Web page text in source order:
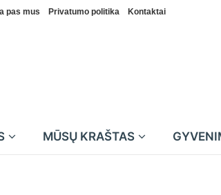
pas mus Privatumo politika Kontaktai
MŪSŲ KRAŠTAS